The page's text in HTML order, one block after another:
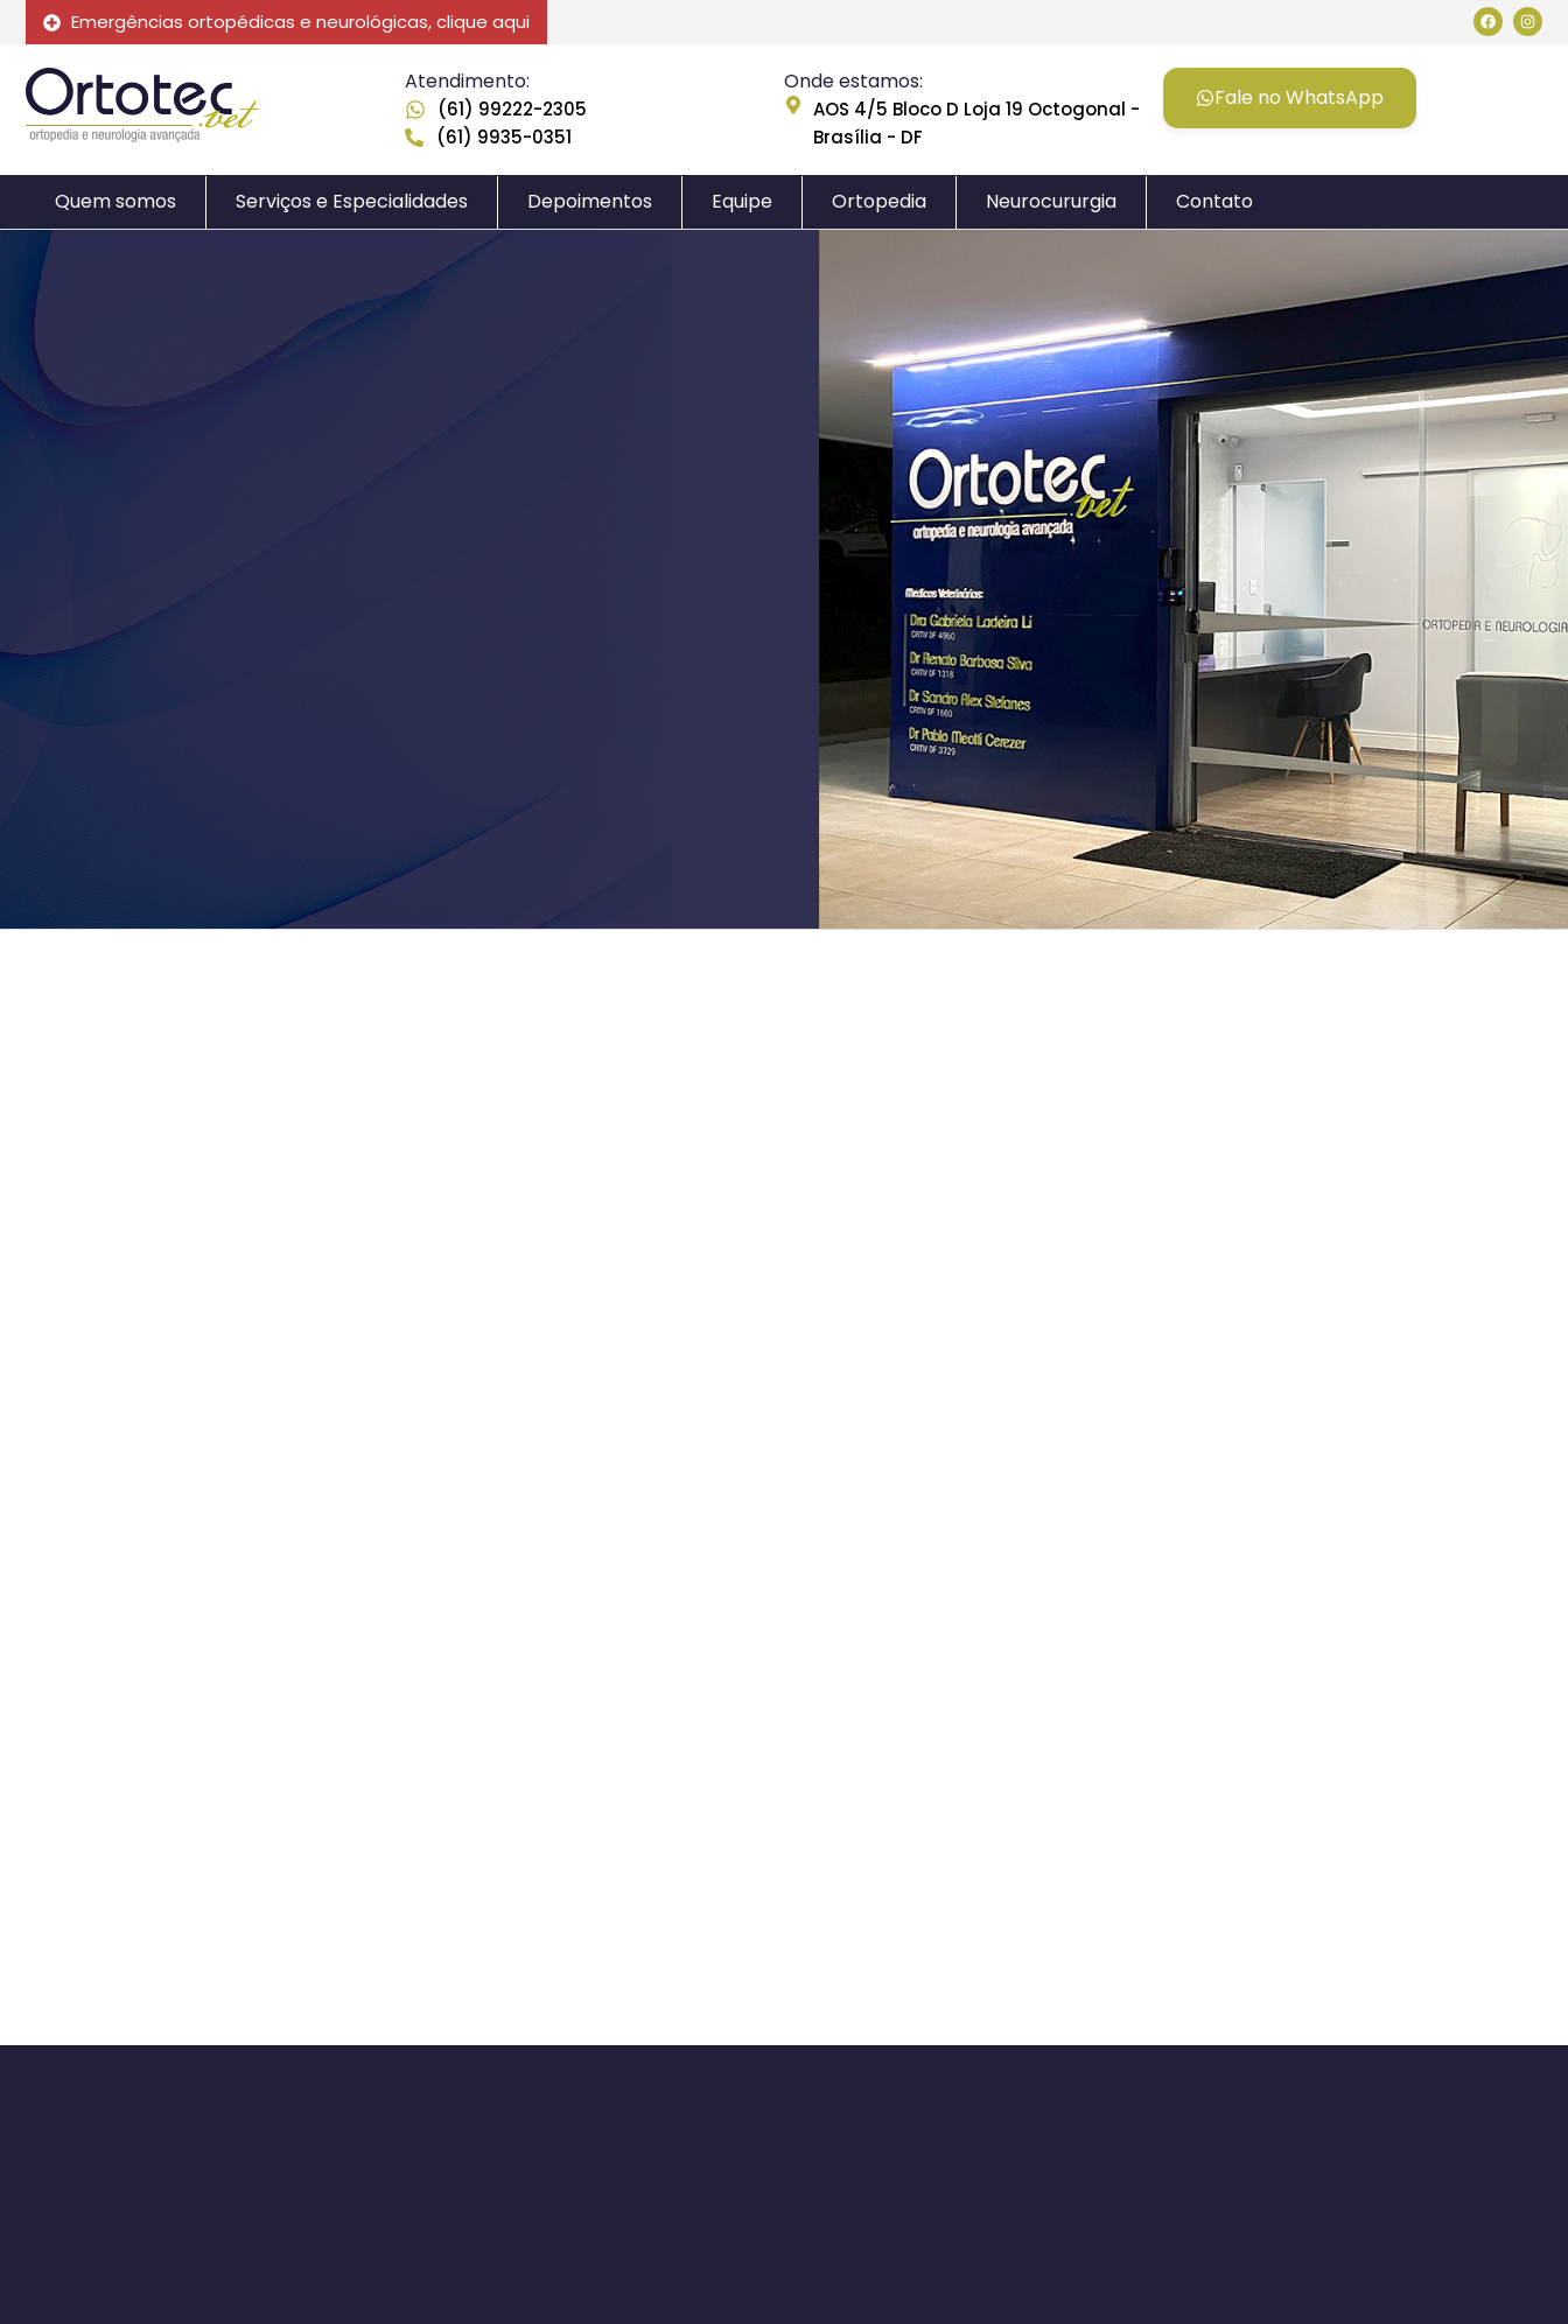
Emergências ortopédicas e neurológicas, clique aqui
Atendimento:
(61) 99222-2305
(61) 9935-0351
Onde estamos:
AOS 4/5 Bloco D Loja 19 Octogonal -
Brasília - DF
Fale no WhatsApp
Quem somos Serviços e Especialidades Depoimentos Equipe Ortopedia Neurocururgia Contato